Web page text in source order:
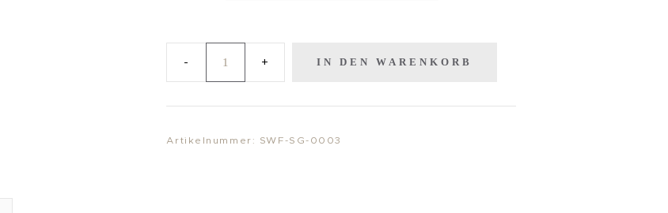
IN DEN WARENKORB
Artikelnummer: SWF-SG-0003